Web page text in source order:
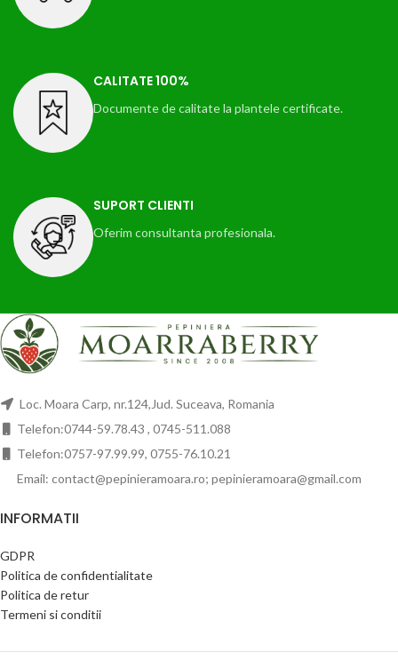
CALITATE 100%
Documente de calitate la plantele certificate.
SUPORT CLIENTI
Oferim consultanta profesionala.
Loc. Moara Carp, nr.124,Jud. Suceava, Romania
Telefon:0744-59.78.43 , 0745-511.088
Telefon:0757-97.99.99, 0755-76.10.21
Email: contact@pepinieramoara.ro; pepinieramoara@gmail.com
INFORMATII
GDPR
Politica de confidentialitate
Politica de retur
Termeni si conditii